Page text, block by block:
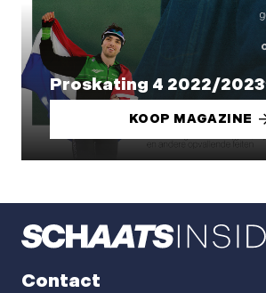
Proskating 4 2022/2023
KOOP MAGAZINE
Contact